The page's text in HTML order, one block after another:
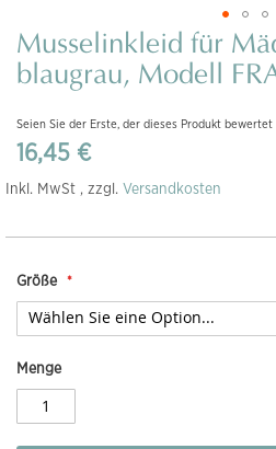
Zum
Anfang
der
springen
Musselinkleid für
blaugrau, Modell
Seien Sie der Erste, der dieses Produkt bewertet
16,45 €
Inkl. MwSt , zzgl. Versandkosten
Größe
Menge